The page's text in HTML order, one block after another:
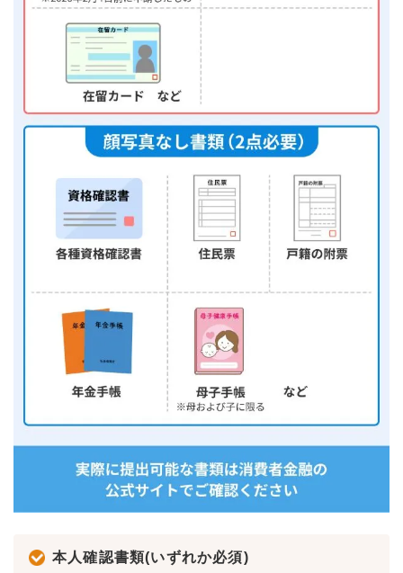
本人確認書類(いずれか必須)